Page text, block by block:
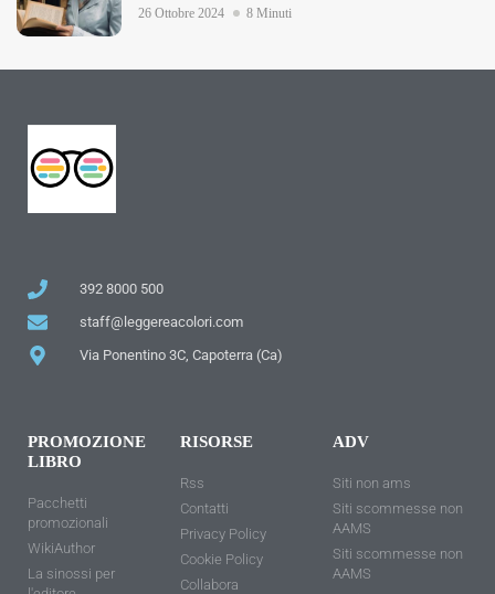
26 Ottobre 2024 8 Minuti
392 8000 500
staff@leggereacolori.com
Via Ponentino 3C, Capoterra (Ca)
PROMOZIONE
LIBRO
Pacchetti
promozionali
WikiAuthor
La sinossi per
RISORSE
Rss
Contatti
Privacy Policy
Cookie Policy
Collabora
ADV
Siti non ams
Siti scommesse non
AAMS
Siti scommesse non
AAMS